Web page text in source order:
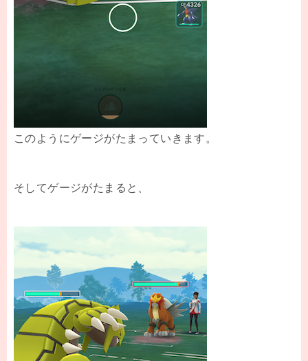
このようにゲージがたまっていきます。
そしてゲージがたまると、